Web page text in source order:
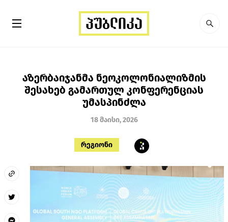
აზერბაიჯანმა ნეოკოლონიალიზმის
შესახებ გამართულ კონფერენციას
უმასპინძლა
18 მაისი, 2026
რეგიონი